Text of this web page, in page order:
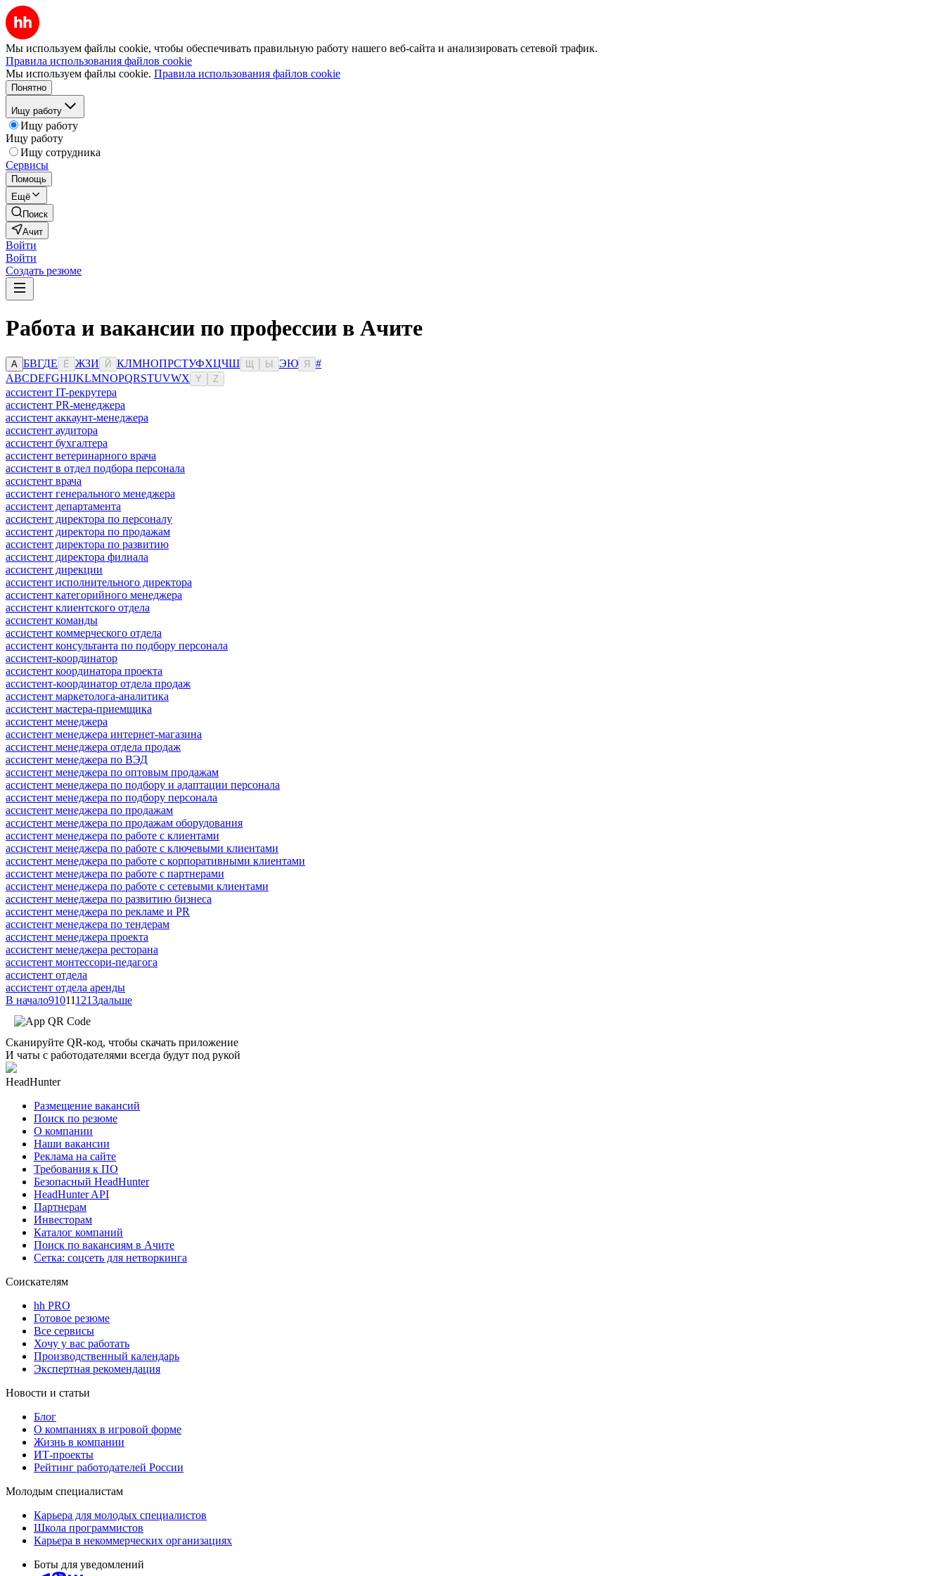
Мы используем файлы cookie, чтобы обеспечивать правильную работу нашего веб-сайта и анализировать сетевой трафик.
Правила использования файлов cookie
Мы используем файлы cookie. Правила использования файлов cookie
Понятно
Ищу работу
Ищу работу
Ищу работу
Ищу сотрудника
Сервисы
Помощь
Ещё
Поиск
Ачит
Войти
Войти
Создать резюме
Работа и вакансии по профессии в Ачите
А БВГДЕ Ё ЖЗИ Й КЛМНОПРСТУФХЦЧШ Ы ЭЮ Я
#
ABCDEFGHIJKLMNOPQRSTUVWX Y Z
ассистент IT-рекрутера
ассистент PR-менеджера
ассистент аккаунт-менеджера
ассистент аудитора
ассистент бухгалтера
ассистент ветеринарного врача
ассистент в отдел подбора персонала
ассистент врача
ассистент генерального менеджера
ассистент департамента
ассистент директора по персоналу
ассистент директора по продажам
ассистент директора по развитию
ассистент директора филиала
ассистент дирекции
ассистент исполнительного директора
ассистент категорийного менеджера
ассистент клиентского отдела
ассистент команды
ассистент коммерческого отдела
ассистент консультанта по подбору персонала
ассистент-координатор
ассистент координатора проекта
ассистент-координатор отдела продаж
ассистент маркетолога-аналитика
ассистент мастера-приемщика
ассистент менеджера
ассистент менеджера интернет-магазина
ассистент менеджера отдела продаж
ассистент менеджера по ВЭД
ассистент менеджера по оптовым продажам
ассистент менеджера по подбору и адаптации персонала
ассистент менеджера по подбору персонала
ассистент менеджера по продажам
ассистент менеджера по продажам оборудования
ассистент менеджера по работе с клиентами
ассистент менеджера по работе с ключевыми клиентами
ассистент менеджера по работе с корпоративными клиентами
ассистент менеджера по работе с партнерами
ассистент менеджера по работе с сетевыми клиентами
ассистент менеджера по развитию бизнеса
ассистент менеджера по рекламе и PR
ассистент менеджера по тендерам
ассистент менеджера проекта
ассистент менеджера ресторана
ассистент монтессори-педагога
ассистент отдела
ассистент отдела аренды
В начало910111213дальше
Сканируйте QR-код, чтобы скачать приложение
И чаты с работодателями всегда будут под рукой
HeadHunter
Размещение вакансий
Поиск по резюме
О компании
Наши вакансии
Реклама на сайте
Требования к ПО
Безопасный HeadHunter
HeadHunter API
Партнерам
Инвесторам
Каталог компаний
Поиск по вакансиям в Ачите
Сетка: соцсеть для нетворкинга
Соискателям
hh PRO
Готовое резюме
Все сервисы
Хочу у вас работать
Производственный календарь
Экспертная рекомендация
Новости и статьи
Блог
О компаниях в игровой форме
Жизнь в компании
ИТ-проекты
Рейтинг работодателей России
Молодым специалистам
Карьера для молодых специалистов
Школа программистов
Карьера в некоммерческих организациях
Боты для уведомлений